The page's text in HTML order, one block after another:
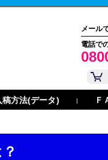
メール
電話で
稿方法(データ) | Ｆ